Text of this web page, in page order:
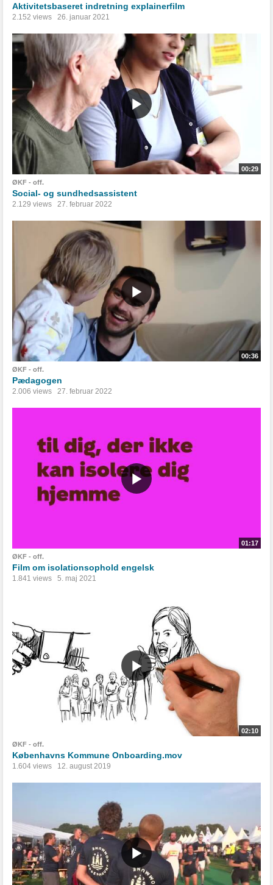
Aktivitetsbaseret indretning explainerfilm
2.152 views 26. januar 2021
00:29
ØKF - off.
Social- og sundhedsassistent
2.129 views 27. februar 2022
00:36
ØKF - off.
Pædagogen
2.006 views 27. februar 2022
01:17
ØKF - off.
Film om isolationsophold engelsk
1.841 views 5. maj 2021
02:10
ØKF - off.
Københavns Kommune Onboarding.mov
1.604 views 12. august 2019